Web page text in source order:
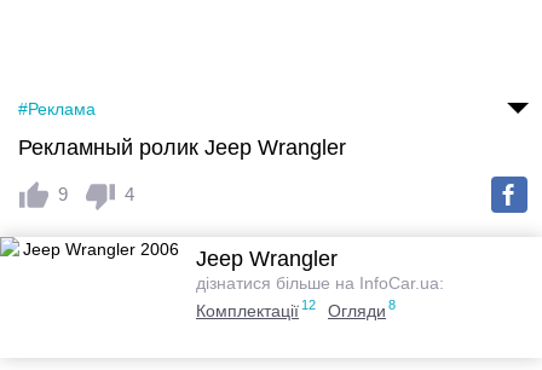
#Реклама
Рекламный ролик Jeep Wrangler
9 4
Jeep Wrangler
дізнатися більше на InfoCar.ua:
Комплектації12 Огляди 8